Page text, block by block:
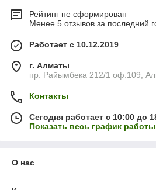
Рейтинг не сформирован
Менее 5 отзывов за последний
Работает с 10.12.2019
г. Алматы
пр. Райымбека 212/1 оф.109,
Контакты
Сегодня работает с 10:00 до
Показать весь график работы
О нас